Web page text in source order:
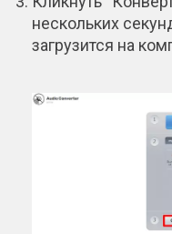
нескольких
загрузится на